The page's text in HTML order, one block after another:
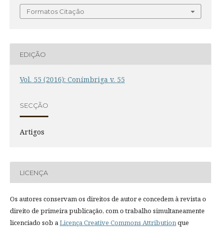
Formatos Citação
EDIÇÃO
Vol. 55 (2016): Conímbriga v. 55
SECÇÃO
Artigos
LICENÇA
Os autores conservam os direitos de autor e concedem à revista o
direito de primeira publicação, com o trabalho simultaneamente
licenciado sob aLicença Creative Commons Attributionque